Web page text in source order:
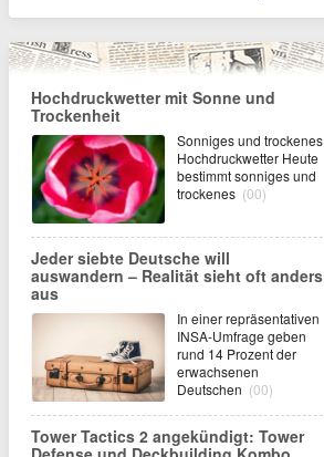
Hochdruckwetter mit Sonne und
Trockenheit
Sonniges und trockenes
Hochdruckwetter Heute
bestimmt sonniges und
trockenes (00)
Jeder siebte Deutsche will
auswandern – Realität sieht oft anders
aus
In einer repräsentativen
INSA-Umfrage geben
rund 14 Prozent der
erwachsenen
Deutschen (00)
Tower Tactics 2 angekündigt: Tower